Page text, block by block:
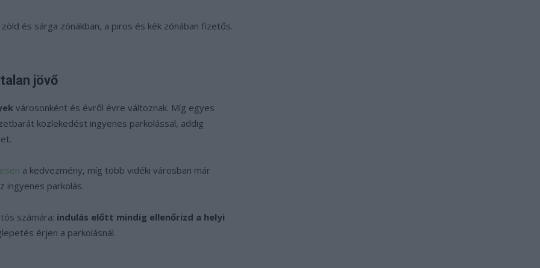
és sárga zónákban, a piros és kék zónában fizetős.
jövő
városonként és évről évre változnak. Míg egyes
közlekedést ingyenes parkolással, addig
a kedvezmény, míg több vidéki városban már
ingyenes parkolás.
számára: indulás előtt mindig ellenőrizd a helyi
érjen a parkolásnál.